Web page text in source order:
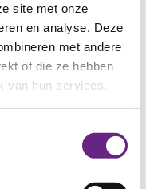
site met onze
en analyse. Deze
met andere
of die ze hebben
van hun services.
vastberaden